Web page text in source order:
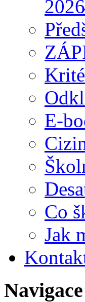
E-
Co
Jak
Navigace